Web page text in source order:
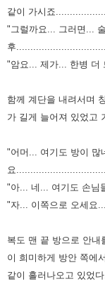
같이 가시죠
"그럴까요... 그러면...
후
"암요... 제가... 한병
함께 계단을 내려서며
가 길게 늘어져 있었고
"어머... 여기도 방이 많
요
"아... 네... 여기도 손
"자... 이쪽으로 오세요
복도 맨 끝 방으로 안내
이 희미하게 방안 쪽에
같이 흘러나오고 있었다.